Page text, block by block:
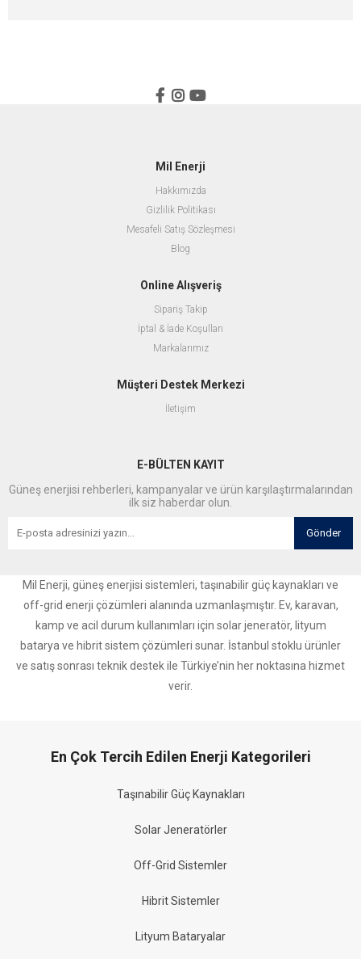
Mil Enerji
Hakkımızda
Gizlilik Politikası
Mesafeli Satış Sözleşmesi
Blog
Online Alışveriş
Sipariş Takip
İptal & İade Koşulları
Markalarımız
Müşteri Destek Merkezi
İletişim
E-BÜLTEN KAYIT
Güneş enerjisi rehberleri, kampanyalar ve ürün karşılaştırmalarından
ilk siz haberdar olun.
Gönder
Mil Enerji, güneş enerjisi sistemleri, taşınabilir güç kaynakları ve
off-grid enerji çözümleri alanında uzmanlaşmıştır. Ev, karavan,
kamp ve acil durum kullanımları için solar jeneratör, lityum
batarya ve hibrit sistem çözümleri sunar. İstanbul stoklu ürünler
ve satış sonrası teknik destek ile Türkiye’nin her noktasına hizmet
verir.
En Çok Tercih Edilen Enerji Kategorileri
Taşınabilir Güç Kaynakları
Solar Jeneratörler
Off-Grid Sistemler
Hibrit Sistemler
Lityum Bataryalar